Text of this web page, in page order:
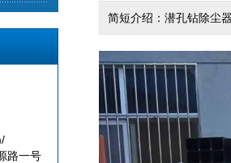
路一号
简短介绍：潜孔钻除尘